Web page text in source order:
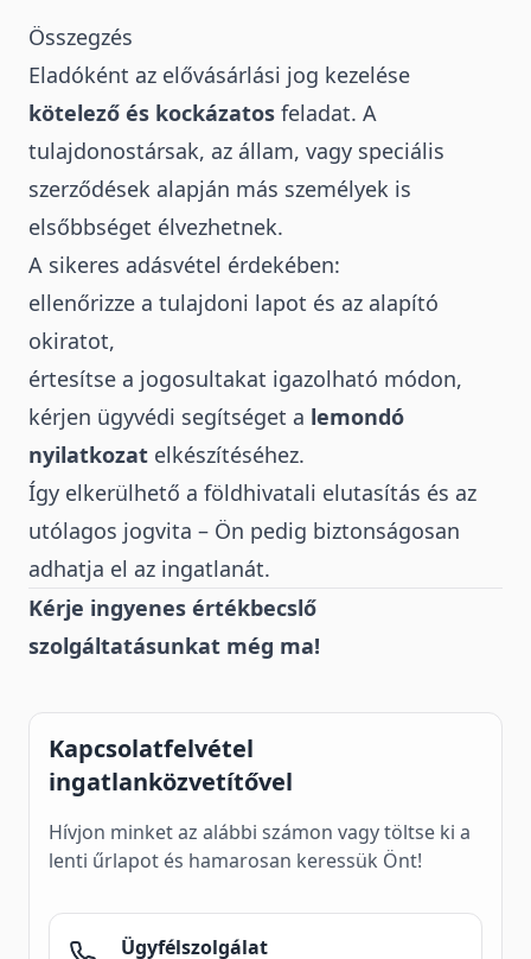
Összegzés
Eladóként az elővásárlási jog kezelése
kötelező és kockázatos feladat. A
tulajdonostársak, az állam, vagy speciális
szerződések alapján más személyek is
elsőbbséget élvezhetnek.
A sikeres adásvétel érdekében:
ellenőrizze a tulajdoni lapot és az alapító
okiratot,
értesítse a jogosultakat igazolható módon,
kérjen ügyvédi segítséget a lemondó
nyilatkozat elkészítéséhez.
Így elkerülhető a földhivatali elutasítás és az
utólagos jogvita – Ön pedig biztonságosan
adhatja el az ingatlanát.
Kérje ingyenes értékbecslő
szolgáltatásunkat még ma!
Kapcsolatfelvétel
ingatlanközvetítővel
Hívjon minket az alábbi számon vagy töltse ki a
lenti űrlapot és hamarosan keressük Önt!
Ügyfélszolgálat